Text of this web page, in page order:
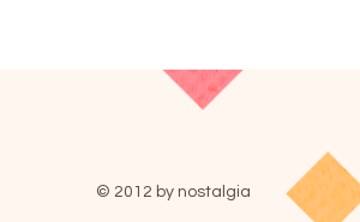
© 2012 by nostalgia